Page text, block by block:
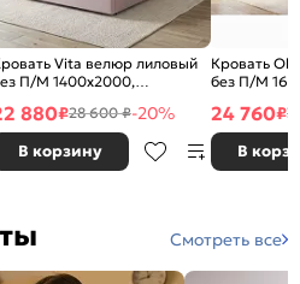
Vita велюр лиловый
П/М 1400x2000,
мягкое
880₽28 600 ₽-20%
В корзину
Кровать
без П/М
изголовье
24 760₽
В
Смотреть все